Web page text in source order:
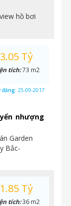
hồ bơi
nhượng
Garden
Bắc-
3.05 Tỷ
tích:73 m2
đăng: 25-09-2017
1.85 Tỷ
tích:36 m2